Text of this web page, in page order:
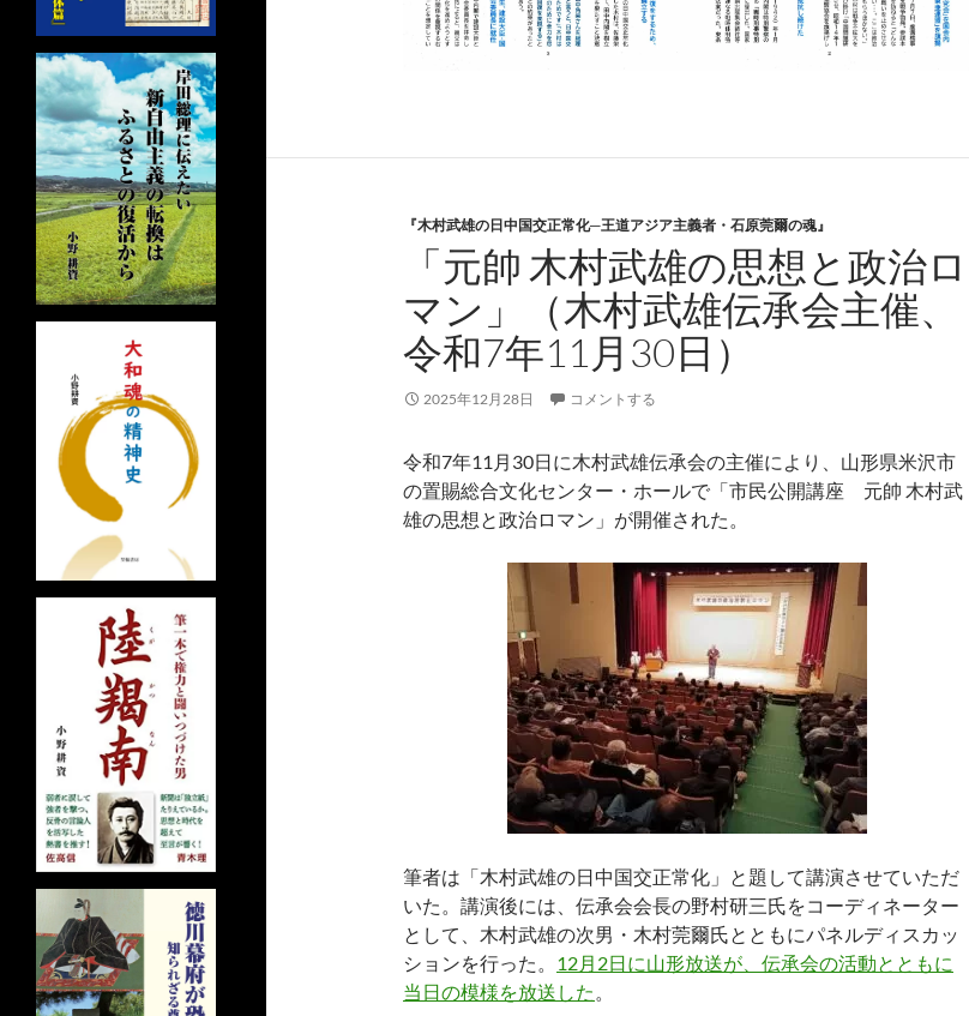
『木村武雄の日中国交正常化─王道アジア主義者・石原莞爾の魂』
「元帥 木村武雄の思想と政治ロ
マン」（木村武雄伝承会主催、
令和7年11月30日）
2025年12月28日 コメントする
令和7年11月30日に木村武雄伝承会の主催により、山形県米沢市
の置賜総合文化センター・ホールで「市民公開講座 元帥 木村武
雄の思想と政治ロマン」が開催された。
筆者は「木村武雄の日中国交正常化」と題して講演させていただ
いた。講演後には、伝承会会長の野村研三氏をコーディネーター
として、木村武雄の次男・木村莞爾氏とともにパネルディスカッ
ションを行った。 12月2日に山形放送が、伝承会の活動とともに
当日の模様を放送した 。